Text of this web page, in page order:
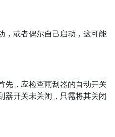
，或者偶尔自己启动，这可能
先，应检查雨刮器的自动开关
器开关未关闭，只需将其关闭